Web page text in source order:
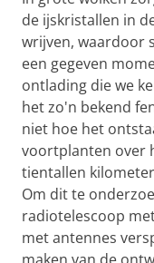
de ijskristallen in
wrijven, waardoor
een gegeven
ontlading die we
het zo'n bekend
niet hoe het
voortplanten over
tientallen
Om dit te
radiotelescoop
met antennes